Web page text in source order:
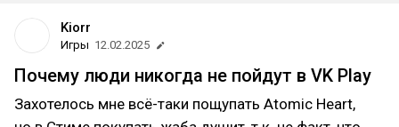
Kiorr
Игры 12.02.2025
Почему люди никогда не пойдут в VK Play
Захотелось мне всё-таки пощупать Atomic Heart,